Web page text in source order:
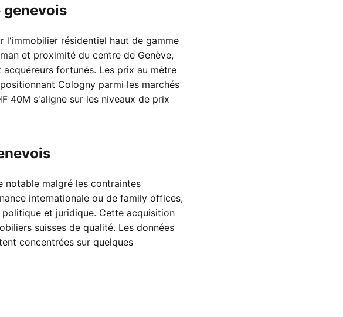
genevois
l'immobilier résidentiel haut de gamme
et proximité du centre de Genève,
fortunés. Les prix au mètre
Cologny parmi les marchés
40M s'aligne sur les niveaux de prix
notable malgré les contraintes
internationale ou de family offices,
et juridique. Cette acquisition
suisses de qualité. Les données
concentrées sur quelques